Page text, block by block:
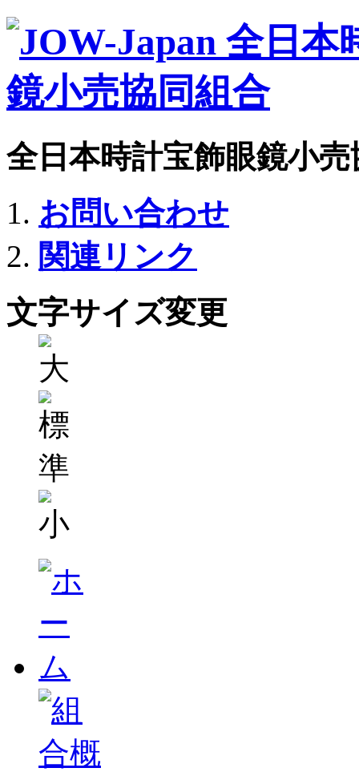
全日本時計宝飾眼鏡小
お問い合わせ
関連リンク
文字サイズ変更